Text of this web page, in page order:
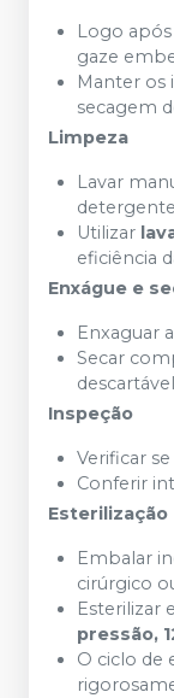
Logo
gaze
Manter os
secagem
Limpeza
Lavar
Utilizar
eficiência
Enxágue e
Enxaguar
Secar
Inspeção
Verificar
Conferir
Esterilização
Embalar
cirúrgico
Esterilizar
pressão,
O ciclo de